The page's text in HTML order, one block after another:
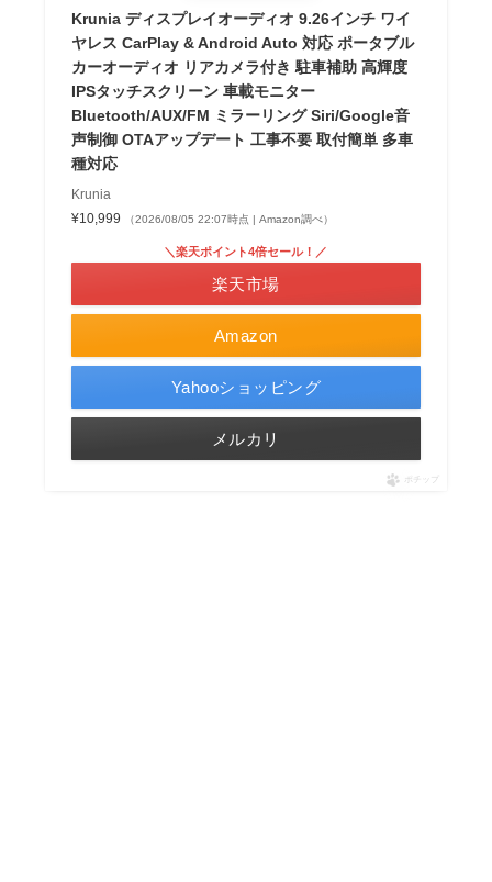
Krunia ディスプレイオーディオ 9.26インチ ワイ
ヤレス CarPlay & Android Auto 対応 ポータブル
カーオーディオ リアカメラ付き 駐車補助 高輝度
IPSタッチスクリーン 車載モニター
Bluetooth/AUX/FM ミラーリング Siri/Google音
声制御 OTAアップデート 工事不要 取付簡単 多車
種対応
Krunia
¥10,999
（2026/08/05 22:07時点 | Amazon調べ）
Amazon
＼楽天ポイント4倍セール！／
楽天市場
Yahooショッピング
メルカリ
ポチップ